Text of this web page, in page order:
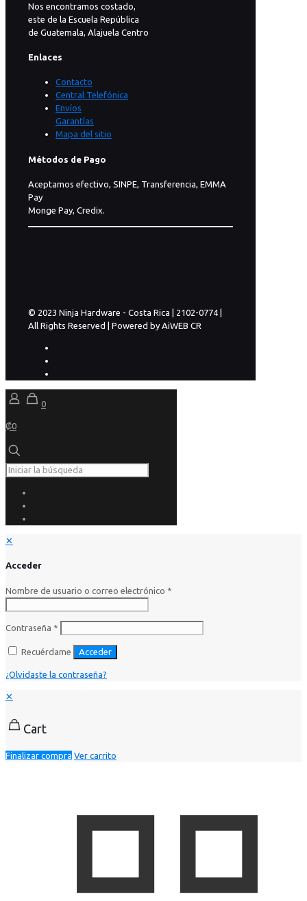
Nos encontramos costado,
este de la Escuela República
de Guatemala, Alajuela Centro
Enlaces
Contacto
Central Telefónica
Envíos
Garantías
Mapa del sitio
Métodos de Pago
Aceptamos efectivo, SINPE, Transferencia, EMMA
Pay
Monge Pay, Credix.
© 2023 Ninja Hardware - Costa Rica | 2102-0774 |
All Rights Reserved | Powered by AiWEB CR
0
₡0
✕
Acceder
Nombre de usuario o correo electrónico *
Contraseña *
Recuérdame Acceder
¿Olvidaste la contraseña?
✕
Cart
Finalizar compra Ver carrito